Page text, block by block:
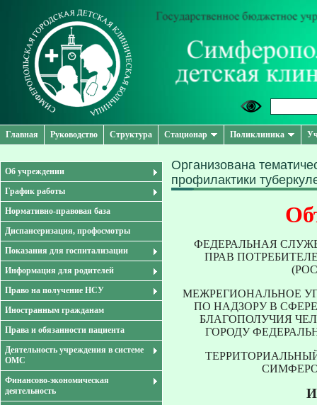
Главная Руководство Структура Стационар Поликлиника
Об учреждении
График работы
Нормативно-правовая база
Диспансеризация, профосмотры
Показания для госпитализации
Информация для родителей
Право на получение НСУ
Иностранным гражданам
Права и обязанности пациента
Деятельность учреждения в системе
ОМС
Финансово-экономическая
деятельность
Организована
профилактики
ФЕДЕРАЛЬНАЯ
ПРАВ
МЕЖРЕГИОНАЛЬНОЕ
ПО НАДЗОРУ В
БЛАГОПОЛУЧИЯ
ГОРОДУ